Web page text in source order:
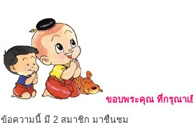
ขอบพระคุณ ที่กรุณาเ
ข้อความนี้ มี 2 สมาชิก มาชื่นชม